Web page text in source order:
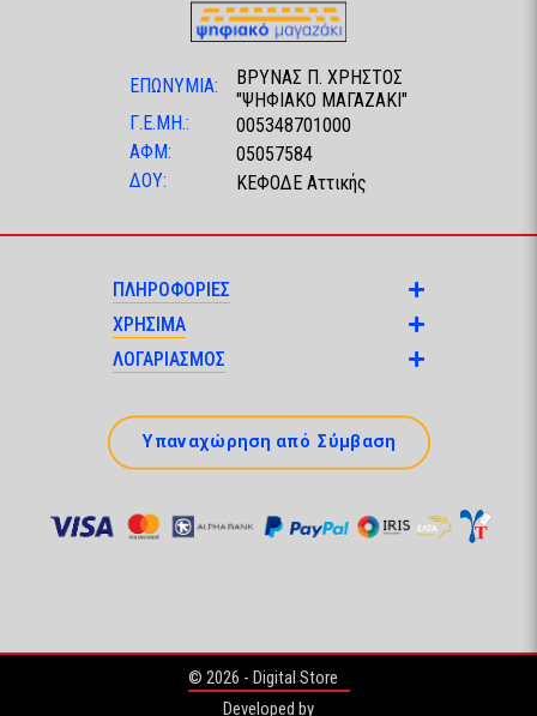
ΕΠΩΝΥΜΙΑ:
ΒΡΥΝΑΣ Π. ΧΡΗΣΤΟΣ
"ΨΗΦΙΑΚΟ ΜΑΓΑΖΑΚΙ"
Γ.Ε.ΜΗ.:
005348701000
ΑΦΜ:
05057584
ΔΟΥ:
ΚΕΦΟΔΕ Αττικής
ΠΛΗΡΟΦΟΡΙΕΣ
ΧΡΗΣΙΜΑ
ΛΟΓΑΡΙΑΣΜΟΣ
Υπαναχώρηση από Σύμβαση
© 2026 - Digital Store
Developed by